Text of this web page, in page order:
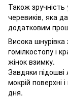
Також зручність
черевиків, яка
додатковим
Висока шнурівка
гомілкостопу і
жінок взимку.
Завдяки
мокрій поверхні
дня.